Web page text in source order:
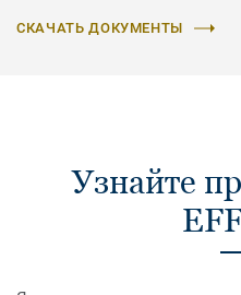
СКАЧАТЬ ДОКУМЕНТЫ
Узнайте